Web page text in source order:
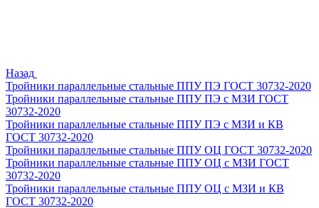
Назад
Тройники параллельные стальные ППУ ПЭ ГОСТ 30732-2020
Тройники параллельные стальные ППУ ПЭ с МЗИ ГОСТ
30732-2020
Тройники параллельные стальные ППУ ПЭ с МЗИ и КВ
ГОСТ 30732-2020
Тройники параллельные стальные ППУ ОЦ ГОСТ 30732-2020
Тройники параллельные стальные ППУ ОЦ с МЗИ ГОСТ
30732-2020
Тройники параллельные стальные ППУ ОЦ с МЗИ и КВ
ГОСТ 30732-2020